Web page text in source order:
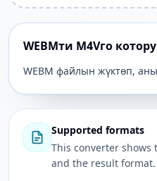
WEBMти M4Vго
WEBM файлын жүктөп,
Supported formats
This converter shows
and the result format.